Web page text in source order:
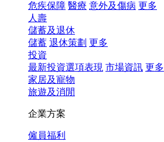
危疾保障 醫療 意外及傷病 更多
人壽
儲蓄及退休
儲蓄 退休策劃 更多
投資
最新投資選項表現 市場資訊 更多
家居及寵物
旅遊及消閒
企業方案
僱員福利